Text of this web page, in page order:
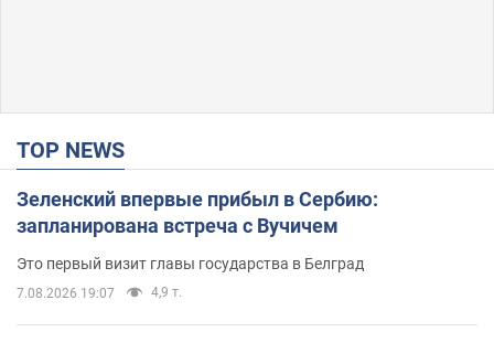
TOP NEWS
Зеленский впервые прибыл в Сербию:
запланирована встреча с Вучичем
Это первый визит главы государства в Белград
7.08.2026 19:07 4,9 т.